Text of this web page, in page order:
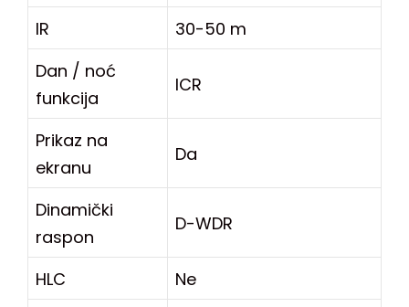
IR
30-50 m
Dan / noć
funkcija
ICR
Prikaz na
ekranu
Da
Dinamički
raspon
D-WDR
HLC
Ne